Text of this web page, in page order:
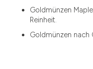
15.55
15.60
Goldmünzen
Reinheit.
Goldmünzen nach